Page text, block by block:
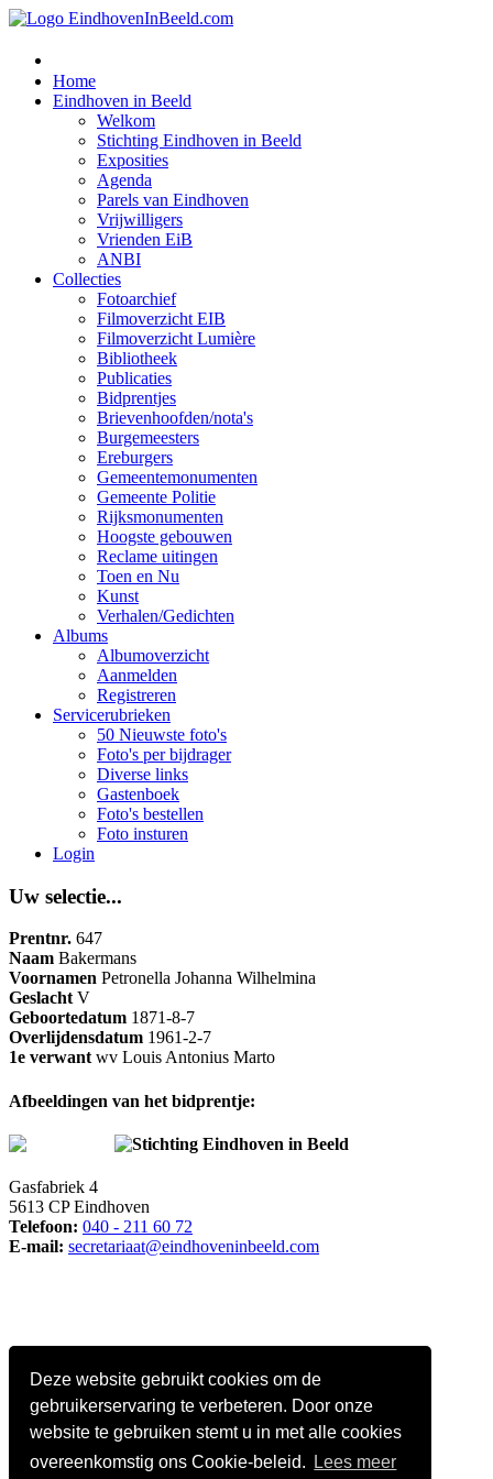
Deze website gebruikt cookies om de
gebruikerservaring te verbeteren. Door onze
website te gebruiken stemt u in met alle cookies
overeenkomstig ons Cookie-beleid.
Lees meer
Home
Eindhoven in Beeld
Welkom
Stichting Eindhoven in Beeld
Exposities
Agenda
Parels van Eindhoven
Vrijwilligers
Vrienden EiB
ANBI
Collecties
Fotoarchief
Filmoverzicht EIB
Filmoverzicht Lumière
Bibliotheek
Publicaties
Bidprentjes
Brievenhoofden/nota's
Burgemeesters
Ereburgers
Gemeentemonumenten
Gemeente Politie
Rijksmonumenten
Hoogste gebouwen
Reclame uitingen
Toen en Nu
Kunst
Verhalen/Gedichten
Albums
Albumoverzicht
Aanmelden
Registreren
Servicerubrieken
50 Nieuwste foto's
Foto's per bijdrager
Diverse links
Gastenboek
Foto's bestellen
Foto insturen
Login
Uw selectie...
Prentnr. 647
Naam Bakermans
Voornamen Petronella Johanna Wilhelmina
GeslachtV
Geboortedatum 1871-8-7
Overlijdensdatum 1961-2-7
1e verwantwv Louis Antonius Marto
Afbeeldingen van het bidprentje:
Stichting Eindhoven in Beeld
Gasfabriek 4
5613 CP Eindhoven
Telefoon: 040 - 211 60 72
E-mail: secretariaat@eindhoveninbeeld.com